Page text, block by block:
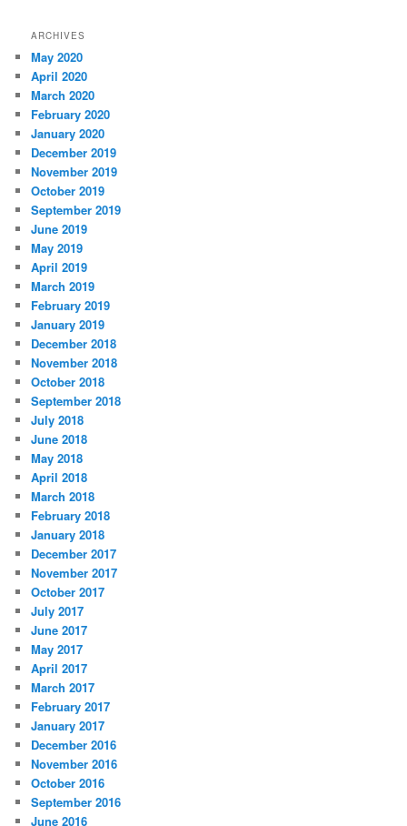
ARCHIVES
May 2020
April 2020
March 2020
February 2020
January 2020
December 2019
November 2019
October 2019
September 2019
June 2019
May 2019
April 2019
March 2019
February 2019
January 2019
December 2018
November 2018
October 2018
September 2018
July 2018
June 2018
May 2018
April 2018
March 2018
February 2018
January 2018
December 2017
November 2017
October 2017
July 2017
June 2017
May 2017
April 2017
March 2017
February 2017
January 2017
December 2016
November 2016
October 2016
September 2016
June 2016